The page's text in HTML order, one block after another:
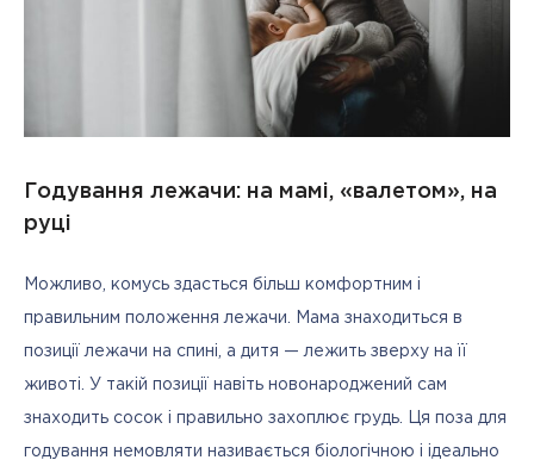
Годування лежачи: на мамі, «валетом», на
руці
Можливо, комусь здасться більш комфортним і
правильним положення лежачи. Мама знаходиться в
позиції лежачи на спині, а дитя — лежить зверху на її
животі. У такій позиції навіть новонароджений сам
знаходить сосок і правильно захоплює грудь. Ця поза для
годування немовляти називається біологічною і ідеально